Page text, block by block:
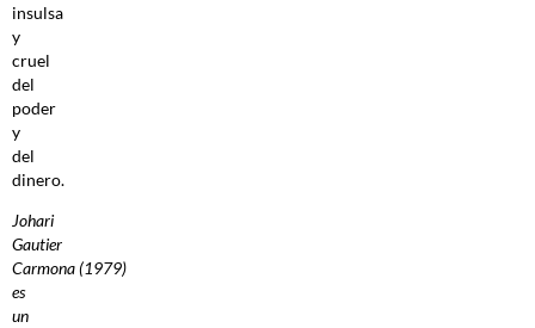
insulsa
y
cruel
del
poder
y
del
dinero.
Johari
Gautier
Carmona (1979)
es
un